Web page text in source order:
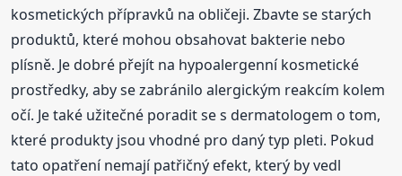
kosmetických přípravků na obličeji. Zbavte se starých
produktů, které mohou obsahovat bakterie nebo
plísně. Je dobré přejít na hypoalergenní kosmetické
prostředky, aby se zabránilo alergickým reakcím kolem
očí. Je také užitečné poradit se s dermatologem o tom,
které produkty jsou vhodné pro daný typ pleti. Pokud
tato opatření nemají patřičný efekt, který by vedl